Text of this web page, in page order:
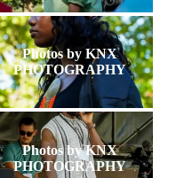
Photos by KNX
PHOTOGRAPHY
Photos by KNX
PHOTOGRAPHY